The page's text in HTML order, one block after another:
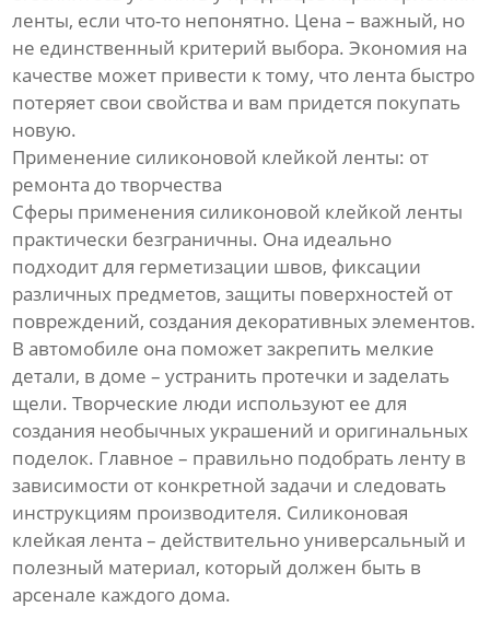
ленты, если что-то непонятно. Цена – важный, но
не единственный критерий выбора. Экономия на
качестве может привести к тому, что лента быстро
потеряет свои свойства и вам придется покупать
новую.
Применение силиконовой клейкой ленты: от
ремонта до творчества
Сферы применения силиконовой клейкой ленты
практически безграничны. Она идеально
подходит для герметизации швов, фиксации
различных предметов, защиты поверхностей от
повреждений, создания декоративных элементов.
В автомобиле она поможет закрепить мелкие
детали, в доме – устранить протечки и заделать
щели. Творческие люди используют ее для
создания необычных украшений и оригинальных
поделок. Главное – правильно подобрать ленту в
зависимости от конкретной задачи и следовать
инструкциям производителя. Силиконовая
клейкая лента – действительно универсальный и
полезный материал, который должен быть в
арсенале каждого дома.